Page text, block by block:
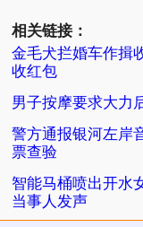
相关链接：
金毛犬拦婚车作揖
收红包
男子按摩要求大力
警方通报银河左岸
票查验
智能马桶喷出开水
当事人发声